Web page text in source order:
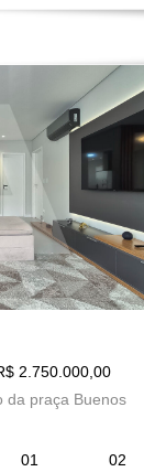
2.750.000,00
da praça Buenos
01
02